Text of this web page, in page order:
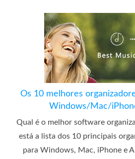
Os 10 melhores
Windows/Mac/
Qual é o melhor software
está a lista dos 10 principais
para Windows, Mac, iPhone e